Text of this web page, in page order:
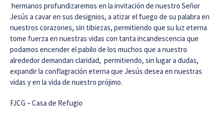
hermanos profundizaremos en la invitación de nuestro Señor
Jesús a cavar en sus designios, a atizar el fuego de su palabra en
nuestros corazones, sin tibiezas, permitiendo que su luz eterna
tome fuerza en nuestras vidas con tanta incandescencia que
podamos encender el pabilo de los muchos que a nuestro
alrededor demandan claridad, permitiendo, sin lugar a dudas,
expandir la conflagración eterna que Jesús desea en nuestras
vidas y en la vida de nuestro prójimo.
FJCG – Casa de Refugio